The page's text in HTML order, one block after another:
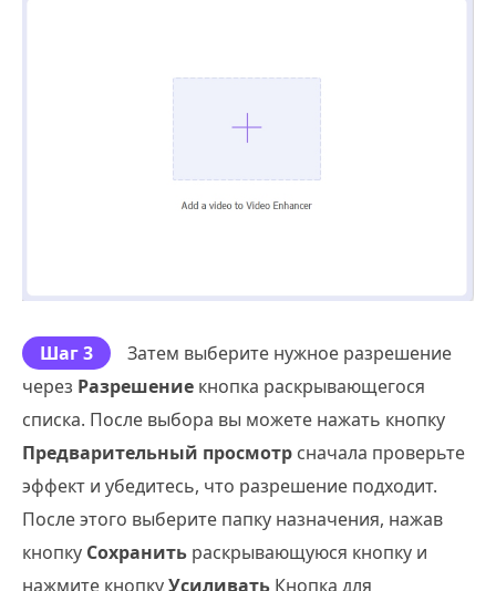
Шаг 3
Затем выберите нужное разрешение
через Разрешение кнопка раскрывающегося
списка. После выбора вы можете нажать кнопку
Предварительный просмотр сначала проверьте
эффект и убедитесь, что разрешение подходит.
После этого выберите папку назначения, нажав
кнопку Сохранить раскрывающуюся кнопку и
нажмите кнопкуУсиливать Кнопка для